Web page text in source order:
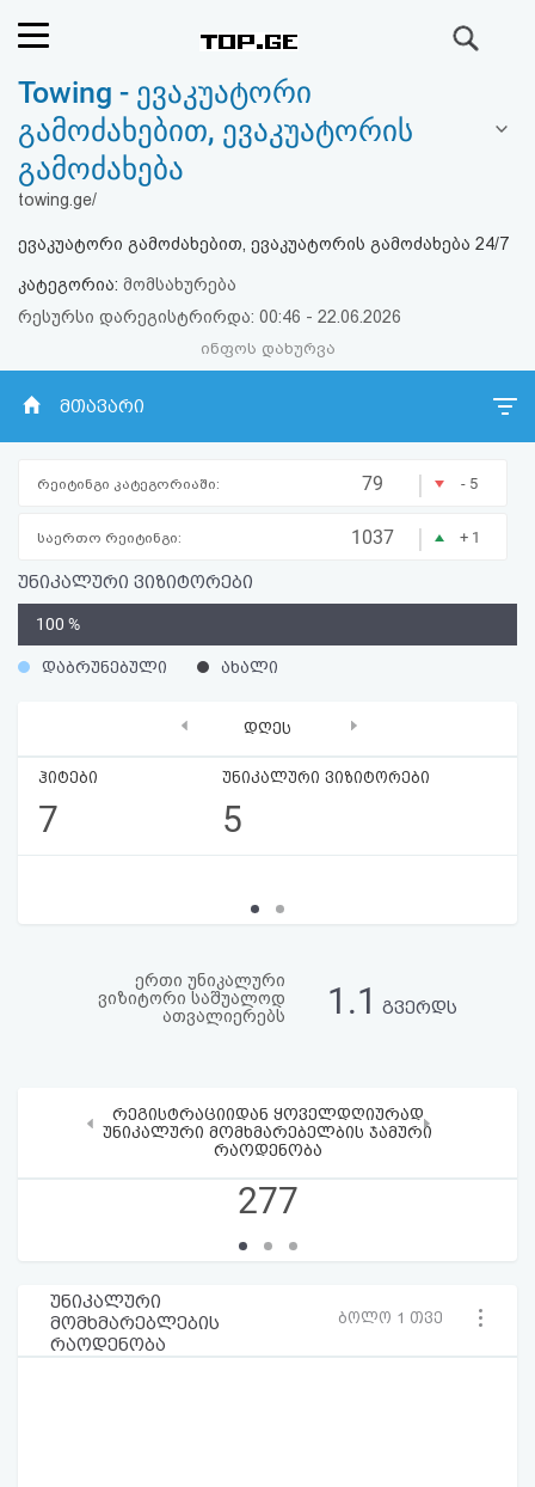
რეიტინგი
(მთავარი)
ფოსტა
კითხვა-
პასუხი
რეგისტრაცია
აღდგენა
HTML
კოდი
შეთანხმება
და
პასუხისმგებლობის
Towing - ევაკუატორი
გამოძახებით, ევაკუატორის
გამოძახება
towing.ge/
ევაკუატორი გამოძახებით, ევაკუატორის გამოძახება 24/7
კატეგორია: მომსახურება
რესურსი დარეგისტრირდა: 00:46 - 22.06.2026
ინფოს დახურვა
მთავარი
რეიტინგი კატეგორიაში: 79 | - 5
საერთო რეიტინგი: 1037 | + 1
უნიკალური ვიზიტორები
%
100 %
დაბრუნებული ახალი
დღეს
ჰიტები
7
უნიკალური ვიზიტორები
5
‹ ›
ერთი უნიკალური
ვიზიტორი საშუალოდ
ათვალიერებს
1.1 გვერდს
რეგისტრაციიდან ყოველდღიურად
უნიკალური მომხმარებელბის ჯამური
რაოდენობა
277
‹ ›
უნიკალური
მომხმარებლების
რაოდენობა
ბოლო 1 თვე